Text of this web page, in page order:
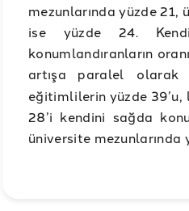
mezunlarında yüzde 21,
ise yüzde 24.
konumlandıranların
artışa paralel olarak
eğitimlilerin yüzde 39’u,
28’i kendini sağda
üniversite mezunlarında